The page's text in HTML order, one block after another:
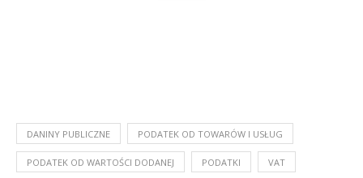
DANINY PUBLICZNE PODATEK OD TOWARÓW I USŁUG
PODATEK OD WARTOŚCI DODANEJ PODATKI VAT